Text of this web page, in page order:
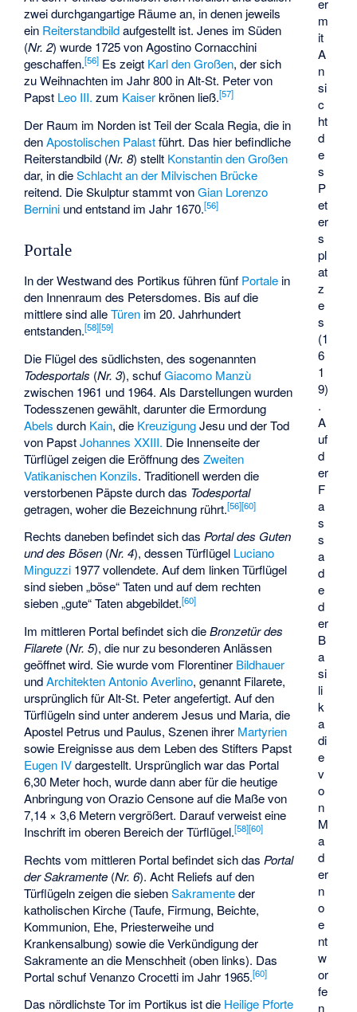
er
m
it
A
n
si
c
ht
d
e
s
P
et
er
s
pl
at
z
e
s
(1
6
1
9)
.
A
uf
d
er
F
a
s
s
a
d
e
d
er
B
a
si
li
k
a
di
e
v
o
n
M
a
d
er
n
o
e
nt
w
or
fe
n
zwei durchgangartige Räume an, in denen jeweils
ein Reiterstandbildaufgestellt ist. Jenes im Süden
(Nr. 2) wurde 1725 vonAgostino Cornacchini
geschaffen.[56] Es zeigt Karl den Großen, der sich
zu Weihnachten im Jahr 800 in Alt-St. Peter von
Papst Leo III. zum Kaiserkrönen ließ.[57]
Der Raum im Norden ist Teil derScala Regia, die in
denApostolischen Palastführt. Das hier befindliche
Reiterstandbild (Nr. 8) stellt Konstantin den Großen
dar, in dieSchlacht an der Milvischen Brücke
reitend. Die Skulptur stammt vonGian Lorenzo
Bernini und entstand im Jahr 1670.[56]
Portale
In der Westwand des Portikus führen fünf Portale in
den Innenraum des Petersdomes. Bis auf die
mittlere sind alleTüren im 20. Jahrhundert
entstanden.[58][59]
Die Flügel des südlichsten, des sogenannten
Todesportals (Nr. 3), schufGiacomo Manzù
zwischen 1961 und 1964. Als Darstellungen wurden
Todesszenen gewählt, darunter die Ermordung
Abels durch Kain, die KreuzigungJesu und der Tod
von PapstJohannes XXIII. Die Innenseite der
Türflügel zeigen die Eröffnung desZweiten
Vatikanischen Konzils. Traditionell werden die
verstorbenen Päpste durch das Todesportal
getragen, woher die Bezeichnung rührt.[56][60]
Rechts daneben befindet sich dasPortal des Guten
und des Bösen (Nr. 4), dessen Türflügel Luciano
Minguzzi 1977 vollendete. Auf dem linken Türflügel
sind sieben „böse“ Taten und auf dem rechten
sieben „gute“ Taten abgebildet.[60]
Im mittleren Portal befindet sich dieBronzetür des
Filarete (Nr. 5), die nur zu besonderen Anlässen
geöffnet wird. Sie wurde vom Florentiner Bildhauer
undArchitekten Antonio Averlino, genannt Filarete,
ursprünglich für Alt-St. Peter angefertigt. Auf den
Türflügeln sind unter anderem Jesus und Maria, die
Apostel Petrus und Paulus, Szenen ihrer Martyrien
sowie Ereignisse aus dem Leben des Stifters Papst
Eugen IVdargestellt. Ursprünglich war das Portal
6,30 Meter hoch, wurde dann aber für die heutige
Anbringung vonOrazio Censoneauf die Maße von
7,14 × 3,6 Metern vergrößert. Darauf verweist eine
Inschrift im oberen Bereich der Türflügel.[58][60]
Rechts vom mittleren Portal befindet sich das Portal
der Sakramente (Nr. 6). Acht Reliefs auf den
Türflügeln zeigen die siebenSakramenteder
katholischen Kirche (Taufe, Firmung, Beichte,
Kommunion, Ehe, Priesterweihe und
Krankensalbung) sowie die Verkündigung der
Sakramente an die Menschheit (oben links). Das
Portal schufVenanzo Crocetti im Jahr 1965.[60]
Das nördlichste Tor im Portikus ist die Heilige Pforte